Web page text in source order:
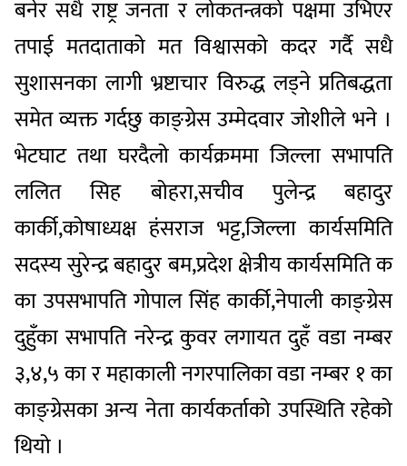
बनेर सधै राष्ट्र जनता र लोकतन्त्रको पक्षमा उभिएर
तपाई मतदाताको मत विश्वासको कदर गर्दै सधै
सुशासनका लागी भ्रष्टाचार विरुद्ध लड्ने प्रतिबद्धता
समेत व्यक्त गर्दछु काङ्ग्रेस उम्मेदवार जोशीले भने ।
भेटघाट तथा घरदैलो कार्यक्रममा जिल्ला सभापति
ललित सिह बोहरा,सचीव पुलेन्द्र बहादुर
कार्की,कोषाध्यक्ष हंसराज भट्ट,जिल्ला कार्यसमिति
सदस्य सुरेन्द्र बहादुर बम,प्रदेश क्षेत्रीय कार्यसमिति क
का उपसभापति गोपाल सिंह कार्की,नेपाली काङ्ग्रेस
दुहुँका सभापति नरेन्द्र कुवर लगायत दुहँ वडा नम्बर
३,४,५ का र महाकाली नगरपालिका वडा नम्बर १ का
काङ्ग्रेसका अन्य नेता कार्यकर्ताको उपस्थिति रहेको
थियो ।